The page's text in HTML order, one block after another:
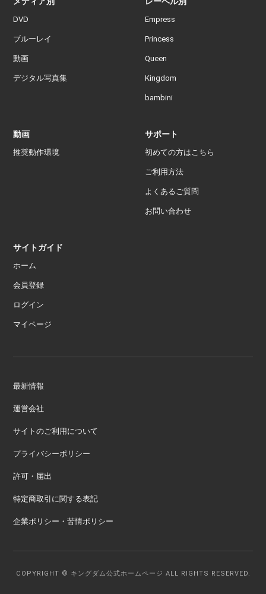
DVD
ブルーレイ
動画
デジタル写真集
Empress
Princess
Queen
Kingdom
bambini
動画
推奨動作環境
サポート
初めての方はこちら
ご利用方法
よくあるご質問
お問い合わせ
サイトガイド
ホーム
会員登録
ログイン
マイページ
最新情報
運営会社
サイトのご利用について
プライバシーポリシー
許可・届出
特定商取引に関する表記
企業ポリシー・苦情ポリシー
COPYRIGHT © キングダム公式ホームページ ALL RIGHTS RESERVED.